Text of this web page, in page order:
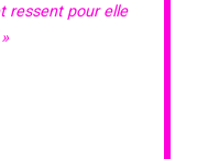
ressent pour elle